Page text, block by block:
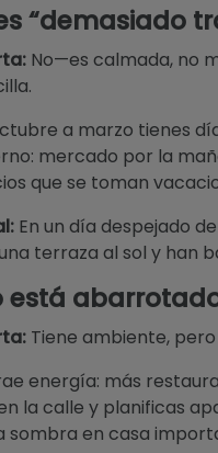
“demasiado
No—es calmada, no
a marzo tienes
mercado por la
que se toman
En un día despejado
terraza al sol y han
está
Tiene ambiente,
energía: más
la calle y planificas
sombra en casa